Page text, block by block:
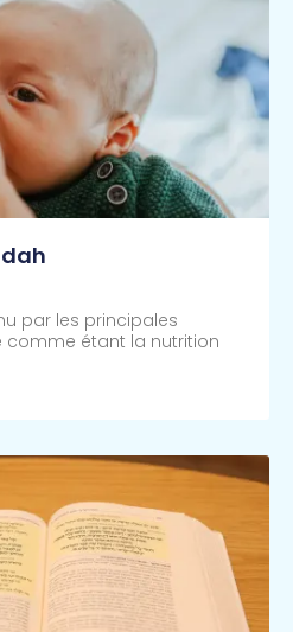
par les principales
étant la nutrition